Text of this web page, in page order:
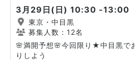
3月29日(日) 10:30 -13:00
東京・中目黒
募集人数：12名
🌸満開予想🌸今回限り★中目黒で
りしよう